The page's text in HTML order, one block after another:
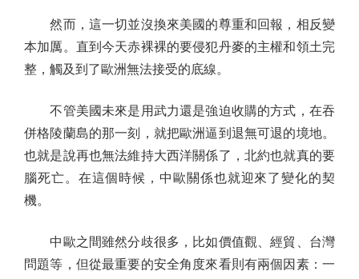
然而，這一切並沒換來美國的尊重和回報，相反變
本加厲。直到今天赤裸裸的要侵犯丹麥的主權和領土完
整，觸及到了歐洲無法接受的底線。
不管美國未來是用武力還是強迫收購的方式，在吞
併格陵蘭島的那一刻，就把歐洲逼到退無可退的境地。
也就是說再也無法維持大西洋關係了，北約也就真的要
腦死亡。在這個時候，中歐關係也就迎來了變化的契
機。
中歐之間雖然分歧很多，比如價值觀、經貿、台灣
問題等，但從最重要的安全角度來看則有兩個因素：一